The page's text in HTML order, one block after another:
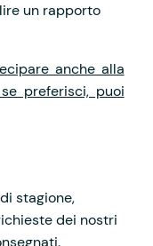
un rapporto
anche alla
preferisci, puoi
stagione,
dei nostri